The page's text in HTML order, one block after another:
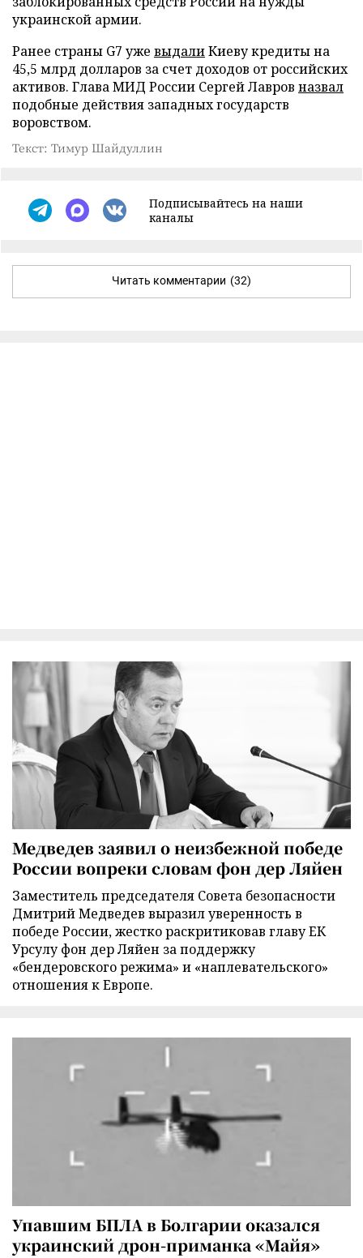
украинской армии.
Ранее страны G7 уже выдалиКиеву кредиты на
45,5 млрд долларов за счет доходов от российских
активов. Глава МИД России Сергей Лавров назвал
подобные действия западных государств
воровством.
Текст: Тимур Шайдуллин
Подписывайтесь на наши
каналы
Читать комментарии (32)
Медведев заявил о неизбежной победе
России вопреки словам фон дер Ляйен
Заместитель председателя Совета безопасности
Дмитрий Медведев выразил уверенность в
победе России, жестко раскритиковав главу ЕК
Урсулу фон дер Ляйен за поддержку
«бендеровского режима» и «наплевательского»
отношения к Европе.
Упавшим БПЛА в Болгарии оказался
украинский дрон-приманка «Майя»